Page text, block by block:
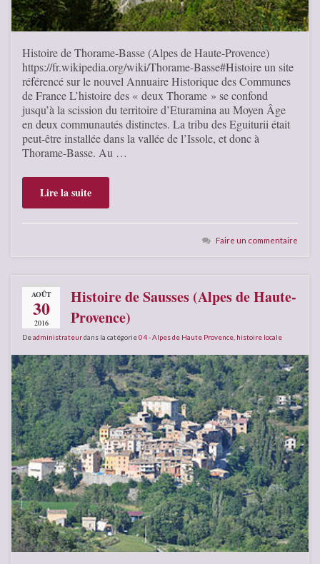
Histoire de Thorame-Basse (Alpes de Haute-Provence)
https://fr.wikipedia.org/wiki/Thorame-Basse#Histoire un site
référencé sur le nouvel Annuaire Historique des Communes
de France L’histoire des « deux Thorame » se confond
jusqu’à la scission du territoire d’Eturamina au Moyen Âge
en deux communautés distinctes. La tribu des Eguiturii était
peut-être installée dans la vallée de l’Issole, et donc à
Thorame-Basse. Au …
Lire la suite
Faire un commentaire
AOÛT
30
2016
Histoire de Sausses (Alpes de Haute-
Provence)
Deadministrateurdans la catégorie04 - Alpes de Haute Provence histoire locale